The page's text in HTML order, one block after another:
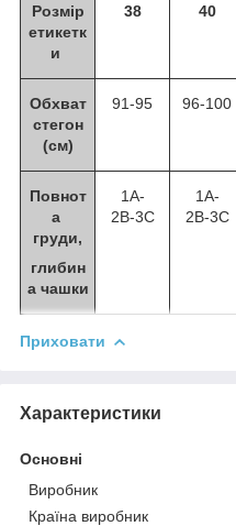
Розмір
етикетк
и
38 40
Обхват
стегон
(см)
91-95 96-100
Повнот
а
груди,
глибин
а чашки
1A-
2В-3С
1A-
2В-3С
Приховати
Характеристики
Основні
Виробник
Країна виробник